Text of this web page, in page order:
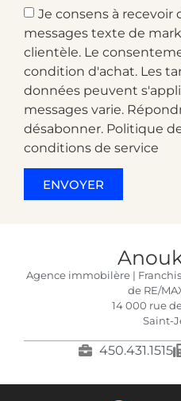
Je consens à recevoir
messages texte de
clientèle. Le
condition d'achat. Les
données peuvent
messages varie.
désabonner. Politique
conditions de service
ENVOYER
Agence immobilère |
de RE/
14 000 rue
Saint-
450.431.1515